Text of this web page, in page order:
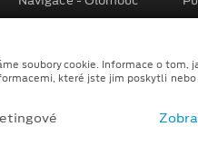
či videí, počítačem
soubory cookie. Informace o tom,
které jste jim poskytli